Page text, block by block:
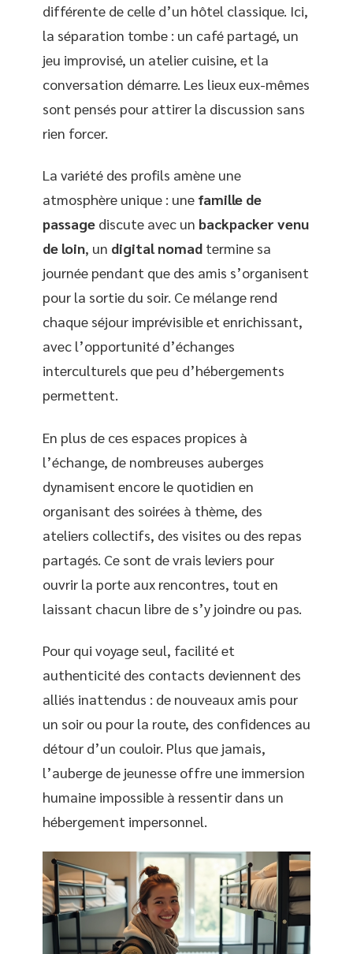
différente de celle d’un hôtel classique. Ici,
la séparation tombe : un café partagé, un
jeu improvisé, un atelier cuisine, et la
conversation démarre. Les lieux eux-mêmes
sont pensés pour attirer la discussion sans
rien forcer.
La variété des profils amène une
atmosphère unique : une famille de
passage discute avec un backpacker venu
de loin, un digital nomad termine sa
journée pendant que des amis s’organisent
pour la sortie du soir. Ce mélange rend
chaque séjour imprévisible et enrichissant,
avec l’opportunité d’échanges
interculturels que peu d’hébergements
permettent.
En plus de ces espaces propices à
l’échange, de nombreuses auberges
dynamisent encore le quotidien en
organisant des soirées à thème, des
ateliers collectifs, des visites ou des repas
partagés. Ce sont de vrais leviers pour
ouvrir la porte aux rencontres, tout en
laissant chacun libre de s’y joindre ou pas.
Pour qui voyage seul, facilité et
authenticité des contacts deviennent des
alliés inattendus : de nouveaux amis pour
un soir ou pour la route, des confidences au
détour d’un couloir. Plus que jamais,
l’auberge de jeunesse offre une immersion
humaine impossible à ressentir dans un
hébergement impersonnel.